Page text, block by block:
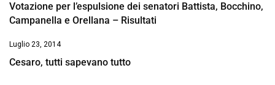
Votazione per l’espulsione dei senatori Battista, Bocchino,
Campanella e Orellana – Risultati
Luglio 23, 2014
Cesaro, tutti sapevano tutto